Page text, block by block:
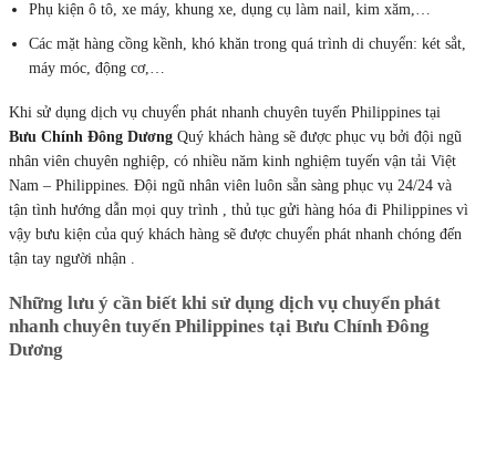
Phụ kiện ô tô, xe máy, khung xe, dụng cụ làm nail, kim xăm,…
Các mặt hàng cồng kềnh, khó khăn trong quá trình di chuyển: két sắt,
máy móc, động cơ,…
Khi sử dụng dịch vụ chuyển phát nhanh chuyên tuyến Philippines tại
Bưu Chính Đông Dương Quý khách hàng sẽ được phục vụ bởi đội ngũ
nhân viên chuyên nghiệp, có nhiều năm kinh nghiệm tuyến vận tải Việt
Nam – Philippines. Đội ngũ nhân viên luôn sẵn sàng phục vụ 24/24 và
tận tình hướng dẫn mọi quy trình , thủ tục gửi hàng hóa đi Philippines vì
vậy bưu kiện của quý khách hàng sẽ được chuyển phát nhanh chóng đến
tận tay người nhận .
Những lưu ý cần biết khi sử dụng dịch vụ chuyển phát
nhanh chuyên tuyến Philippines tại Bưu Chính Đông
Dương